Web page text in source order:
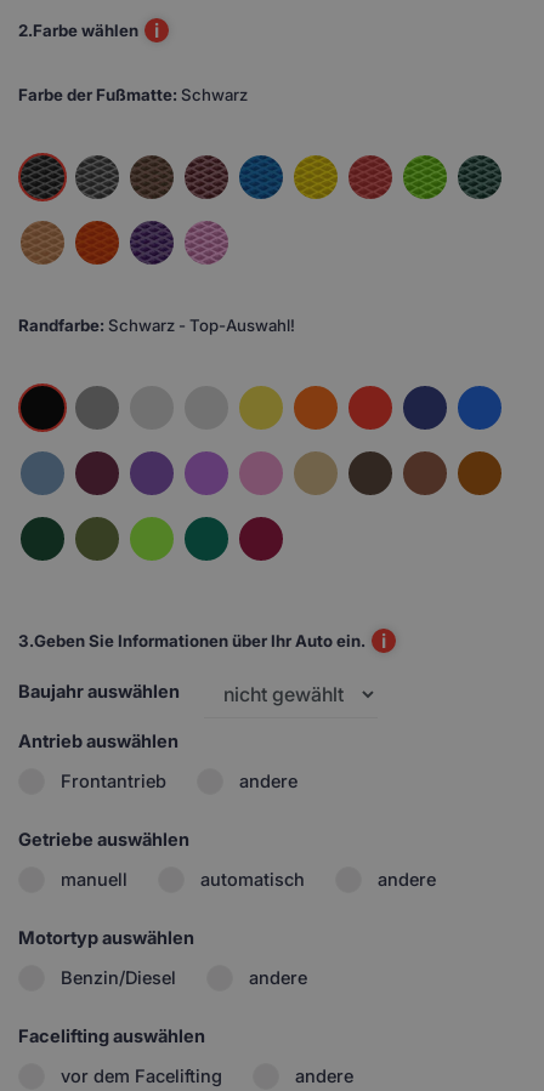
2.Farbe wählen i
Farbe der Fußmatte: Schwarz
Randfarbe: Schwarz - Top-Auswahl!
3.Geben Sie Informationen über Ihr Auto ein. i
Baujahr auswählen
Antrieb auswählen
Frontantrieb
andere
Getriebe auswählen
manuell
automatisch andere
Motortyp auswählen
Benzin/Diesel
andere
Facelifting auswählen
vor dem Facelifting
andere